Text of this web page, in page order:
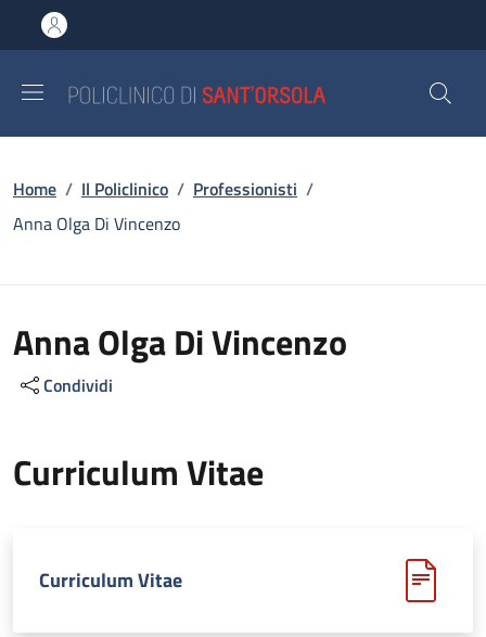
al contenuto principale
to footer content
Briciole di pane
Home / Il Policlinico / Professionisti /
Anna Olga Di Vincenzo
Anna Olga Di Vincenzo
Condividi
Curriculum Vitae
Curriculum Vitae